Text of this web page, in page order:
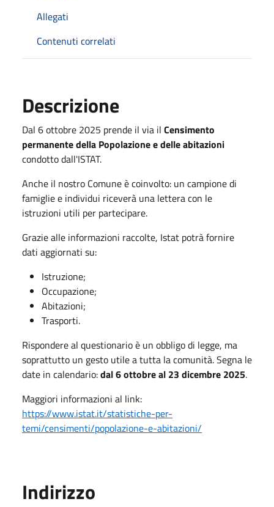
Allegati
Contenuti correlati
Descrizione
Dal 6 ottobre 2025 prende il via il Censimento
permanente della Popolazione e delle abitazioni
condotto dall'ISTAT.
Anche il nostro Comune è coinvolto: un campione di
famiglie e individui riceverà una lettera con le
istruzioni utili per partecipare.
Grazie alle informazioni raccolte, Istat potrà fornire
dati aggiornati su:
Istruzione;
Occupazione;
Abitazioni;
Trasporti.
Rispondere al questionario è un obbligo di legge, ma
soprattutto un gesto utile a tutta la comunità. Segna le
date in calendario:dal 6 ottobre al 23 dicembre 2025.
Maggiori informazioni al link:
https://www.istat.it/statistiche-per-
temi/censimenti/popolazione-e-abitazioni/
Indirizzo